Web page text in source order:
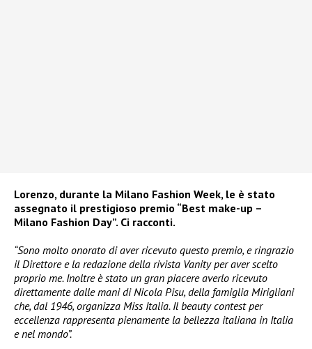
Lorenzo, durante la Milano Fashion Week, le è stato
assegnato il prestigioso premio “Best make-up –
Milano Fashion Day”. Ci racconti.
“Sono molto onorato di aver ricevuto questo premio, e ringrazio
il Direttore e la redazione della rivista Vanity per aver scelto
proprio me. Inoltre è stato un gran piacere averlo ricevuto
direttamente dalle mani di Nicola Pisu, della famiglia Mirigliani
che, dal 1946, organizza Miss Italia. Il beauty contest per
eccellenza rappresenta pienamente la bellezza italiana in Italia
e nel mondo”.